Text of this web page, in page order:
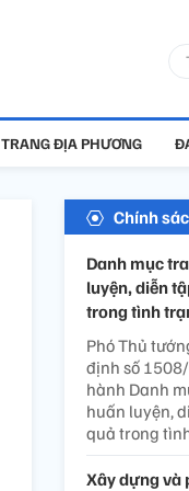
TRANG ĐỊA PHƯƠNG
Chính
Danh mục
luyện, diễn
trong tình
Phó Thủ
định số
hành Danh
huấn luyện,
quả trong
Xây dựng và